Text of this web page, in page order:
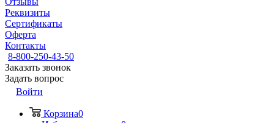
Реквизиты
Сертификаты
Оферта
Контакты
8-800-250-43-50
Заказать звонок
Задать вопрос
Войти
Корзина0